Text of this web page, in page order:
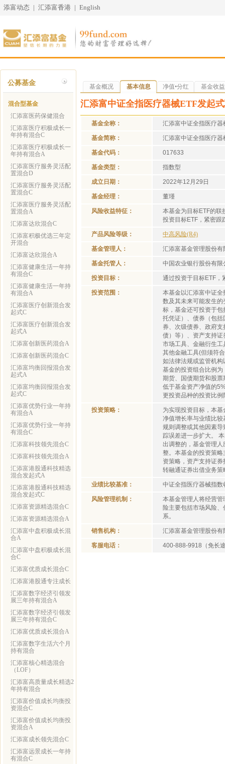
添富动态 | 汇添富香港 | English
公募基金
混合型基金
汇添富医药保健混合
汇添富医疗积极成长一
年持有混合C
汇添富医疗积极成长一
年持有混合A
汇添富医疗服务灵活配
置混合D
汇添富医疗服务灵活配
置混合C
汇添富医疗服务灵活配
置混合A
汇添富达欣混合C
汇添富积极优选三年定
开混合
汇添富达欣混合A
汇添富健康生活一年持
有混合C
汇添富健康生活一年持
有混合A
汇添富医疗创新混合发
起式C
汇添富医疗创新混合发
起式A
汇添富创新医药混合A
汇添富创新医药混合C
汇添富均衡回报混合发
起式A
汇添富均衡回报混合发
起式C
汇添富优势行业一年持
有混合A
汇添富优势行业一年持
有混合C
汇添富科技领先混合C
汇添富科技领先混合A
汇添富港股通科技精选
混合发起式A
汇添富港股通科技精选
混合发起式C
汇添富资源精选混合C
汇添富资源精选混合A
汇添富中盘积极成长混
合A
汇添富中盘积极成长混
合C
汇添富优质成长混合C
汇添富港股通专注成长
汇添富数字经济引领发
展三年持有混合A
汇添富数字经济引领发
展三年持有混合C
汇添富优质成长混合A
汇添富数字生活六个月
持有混合
汇添富核心精选混合
（LOF）
汇添富高质量成长精选2
年持有混合
汇添富价值成长均衡投
资混合C
汇添富价值成长均衡投
资混合A
汇添富成长领先混合C
汇添富远景成长一年持
有混合C
基金概况 基本信息 净值•分红 基金收益
汇添富中证全指医疗器械ETF发起
基金全称： 汇添富中证全指医疗
基金简称： 汇添富中证全指医疗器
基金代码： 017633
基金类型： 指数型
成立日期： 2022年12月29日
基金经理： 董瑾
风险收益特征：
本基金为目标ETF的联
投资目标ETF，紧密跟
产品风险等级： 中高风险(R4)
基金管理人： 汇添富基金管理股份有
基金托管人： 中国农业银行股份有限
投资目标： 通过投资于目标ETF，
投资范围：
本基金以汇添富中证
数及其未来可能发生
标，基金还可投资于
托凭证）、债券（包
券、次级债券、政府
债）等）、资产支持
市场工具、金融衍生
其他金融工具(但须符
如法律法规或监管机
基金的投资组合比例
期货、国债期货和股
低于基金资产净值的
更投资品种的投资比
投资策略：
为实现投资目标，本
净值增长率与业绩比
规则调整或其他因素
踪误差进一步扩大。
出调整的，基金管理
整。本基金的投资策
资策略，资产支持证
转融通证券出借业务
业绩比较基准： 中证全指医疗器械指
风险管理机制：
本基金管理人将经营
险主要包括市场风险
系。
销售机构： 汇添富基金管理股份有
客服电话： 400-888-9918（免长